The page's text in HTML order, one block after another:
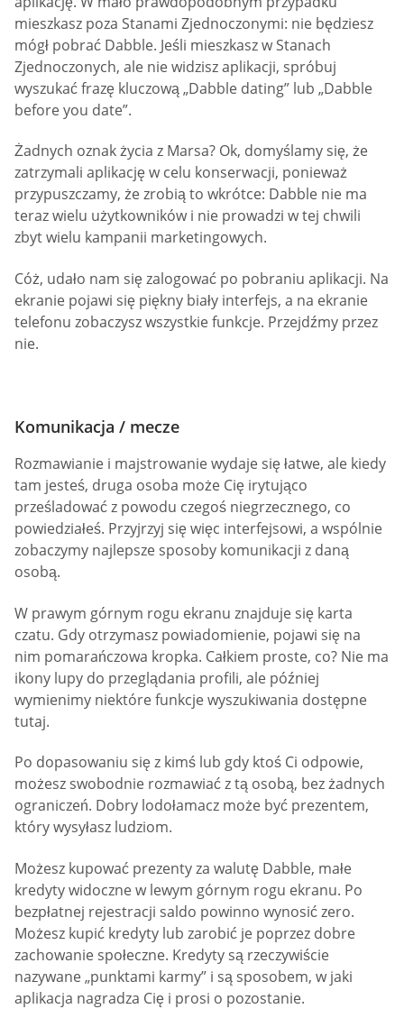
mieszkasz poza Stanami Zjednoczonymi: nie będziesz
mógł pobrać Dabble. Jeśli mieszkasz w Stanach
Zjednoczonych, ale nie widzisz aplikacji, spróbuj
wyszukać frazę kluczową „Dabble dating” lub „Dabble
before you date”.
Żadnych oznak życia z Marsa? Ok, domyślamy się, że
zatrzymali aplikację w celu konserwacji, ponieważ
przypuszczamy, że zrobią to wkrótce: Dabble nie ma
teraz wielu użytkowników i nie prowadzi w tej chwili
zbyt wielu kampanii marketingowych.
Cóż, udało nam się zalogować po pobraniu aplikacji. Na
ekranie pojawi się piękny biały interfejs, a na ekranie
telefonu zobaczysz wszystkie funkcje. Przejdźmy przez
nie.
Komunikacja / mecze
Rozmawianie i majstrowanie wydaje się łatwe, ale kiedy
tam jesteś, druga osoba może Cię irytująco
prześladować z powodu czegoś niegrzecznego, co
powiedziałeś. Przyjrzyj się więc interfejsowi, a wspólnie
zobaczymy najlepsze sposoby komunikacji z daną
osobą.
W prawym górnym rogu ekranu znajduje się karta
czatu. Gdy otrzymasz powiadomienie, pojawi się na
nim pomarańczowa kropka. Całkiem proste, co? Nie ma
ikony lupy do przeglądania profili, ale później
wymienimy niektóre funkcje wyszukiwania dostępne
tutaj.
Po dopasowaniu się z kimś lub gdy ktoś Ci odpowie,
możesz swobodnie rozmawiać z tą osobą, bez żadnych
ograniczeń. Dobry lodołamacz może być prezentem,
który wysyłasz ludziom.
Możesz kupować prezenty za walutę Dabble, małe
kredyty widoczne w lewym górnym rogu ekranu. Po
bezpłatnej rejestracji saldo powinno wynosić zero.
Możesz kupić kredyty lub zarobić je poprzez dobre
zachowanie społeczne. Kredyty są rzeczywiście
nazywane „punktami karmy” i są sposobem, w jaki
aplikacja nagradza Cię i prosi o pozostanie.